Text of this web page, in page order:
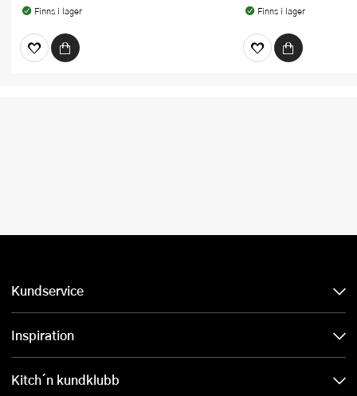
Finns i lager Finns i lager
Kundservice
Inspiration
Kitch´n kundklubb